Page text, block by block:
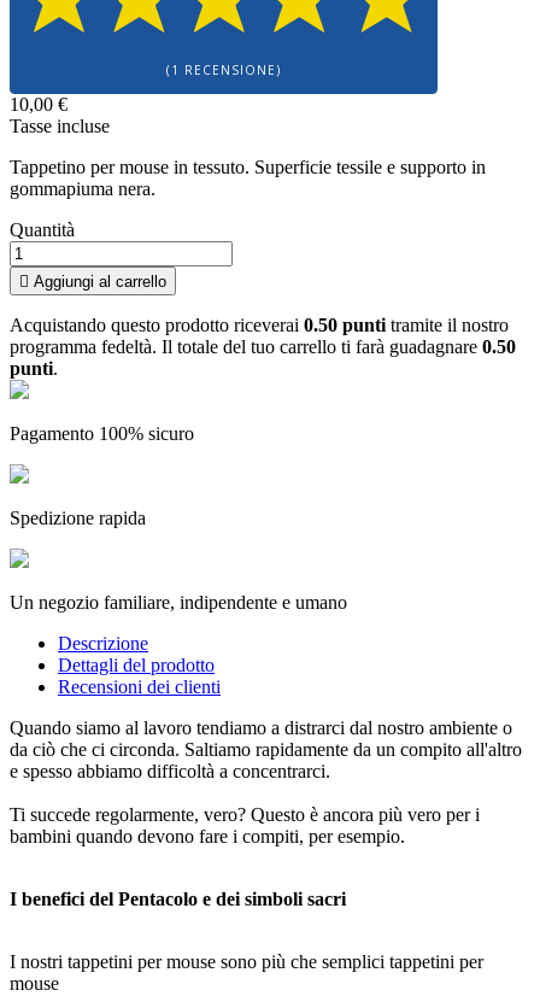
(1 RECENSIONE)
10,00 €
Tasse incluse
Tappetino per mouse in tessuto. Superficie tessile e supporto in
gommapiuma nera.
Quantità
 Aggiungi al carrello
Acquistando questo prodotto riceverai 0.50 punti tramite il nostro
programma fedeltà. Il totale del tuo carrello ti farà guadagnare 0.50
punti.
Pagamento 100% sicuro
Spedizione rapida
Un negozio familiare, indipendente e umano
Descrizione
Dettagli del prodotto
Recensioni dei clienti
Quando siamo al lavoro tendiamo a distrarci dal nostro ambiente o
da ciò che ci circonda. Saltiamo rapidamente da un compito all'altro
e spesso abbiamo difficoltà a concentrarci.
Ti succede regolarmente, vero? Questo è ancora più vero per i
bambini quando devono fare i compiti, per esempio.
I benefici del Pentacolo e dei simboli sacri
I nostri tappetini per mouse sono più che semplici tappetini per
mouse